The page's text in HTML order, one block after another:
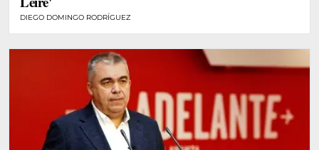
DIEGO DOMINGO RODRÍGUEZ